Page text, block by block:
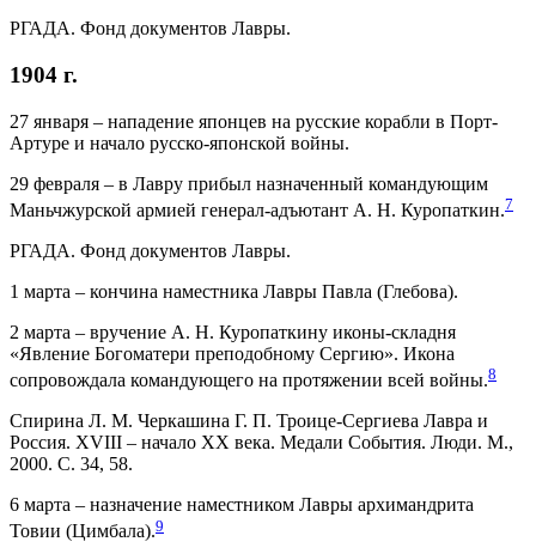
РГАДА. Фонд документов Лавры.
1904 г.
27 января – нападение японцев на русские корабли в Порт-
Артуре и начало русско-японской войны.
29 февраля – в Лавру прибыл назначенный командующим
Маньчжурской армией генерал-адъютант А. Н. Куропаткин.7
РГАДА. Фонд документов Лавры.
1 марта – кончина наместника Лавры Павла (Глебова).
2 марта – вручение А. Н. Куропаткину иконы-складня
«Явление Богоматери преподобному Сергию». Икона
сопровождала командующего на протяжении всей войны.8
Спирина Л. М. Черкашина Г. П. Троице-Сергиева Лавра и
Россия. XVIII – начало XX века. Медали События. Люди. М.,
2000. С. 34, 58.
6 марта – назначение наместником Лавры архимандрита
Товии (Цимбала).9